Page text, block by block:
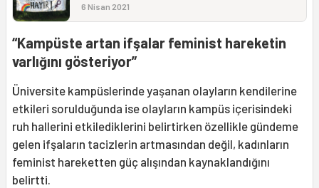
6 Nisan 2021
“Kampüste artan ifşalar feminist hareketin
varlığını gösteriyor”
Üniversite kampüslerinde yaşanan olayların kendilerine
etkileri sorulduğunda ise olayların kampüs içerisindeki
ruh hallerini etkilediklerini belirtirken özellikle gündeme
gelen ifşaların tacizlerin artmasından değil, kadınların
feminist hareketten güç alışından kaynaklandığını
belirtti.